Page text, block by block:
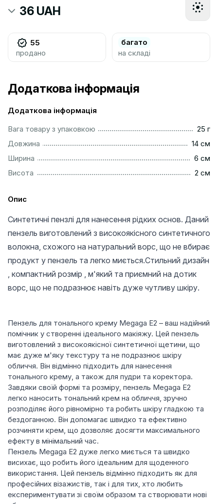
36 UAH
55
продано
багато
на складі
Додаткова інформація
Додаткова інформація
Вага товару з упаковкою
25 г
Довжина
14 см
Ширина
6 см
Висота
2 см
Опис
Синтетичні пензлі для нанесення рідких основ. Даний
пензель виготовлений з високоякісного синтетичного
волокна, схожого на натуральний ворс, що не вбирає
продукт у пензель та легко миється.Стильний дизайн
, компактний розмір , м'який та приємний на дотик
ворс, що не подразнює навіть дуже чутливу шкіру.
Пензель для тонального крему Megaga E2 – ваш надійний
помічник у створенні ідеального макіяжу. Цей пензель
виготовлений з високоякісної синтетичної щетини, що
має дуже м'яку текстуру та не подразнює шкіру
обличчя. Він відмінно підходить для нанесення
тонального крему, а також для пудри та коректора.
Завдяки своїй формі та розміру, пензель Megaga E2
легко наносить тональний крем на обличчя, зручно
розподіляє його рівномірно та робить шкіру гладкою та
бездоганною. Він допомагає швидко та ефективно
розчиняти крем, що дозволяє досягти максимального
ефекту в мінімальний час.
Пензель Megaga E2 дуже легко миється та швидко
висихає, що робить його ідеальним для щоденного
використання. Цей пензель відмінно підходить як для
професійних візажистів, так і для тих, хто любить
експериментувати зі своїм образом та створювати нові